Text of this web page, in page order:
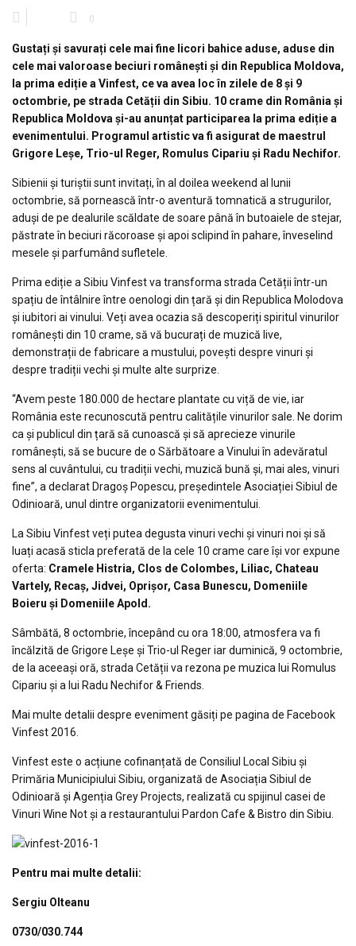
0
Gustați și savurați cele mai fine licori bahice aduse, aduse din
cele mai valoroase beciuri românești și din Republica Moldova,
la prima ediție a Vinfest, ce va avea loc în zilele de 8 și 9
octombrie, pe strada Cetății din Sibiu. 10 crame din România și
Republica Moldova și-au anunțat participarea la prima ediție a
evenimentului. Programul artistic va fi asigurat de maestrul
Grigore Leșe, Trio-ul Reger, Romulus Cipariu și Radu Nechifor.
Sibienii și turiștii sunt invitați, în al doilea weekend al lunii
octombrie, să pornească într-o aventură tomnatică a strugurilor,
aduși de pe dealurile scăldate de soare până în butoaiele de stejar,
păstrate în beciuri răcoroase și apoi sclipind în pahare, înveselind
mesele și parfumând sufletele.
Prima ediție a Sibiu Vinfest va transforma strada Cetății într-un
spațiu de întâlnire între oenologi din țară și din Republica Molodova
și iubitori ai vinului. Veți avea ocazia să descoperiți spiritul vinurilor
românești din 10 crame, să vă bucurați de muzică live,
demonstrații de fabricare a mustului, povești despre vinuri și
despre tradiții vechi și multe alte surprize.
“Avem peste 180.000 de hectare plantate cu viță de vie, iar
România este recunoscută pentru calitățile vinurilor sale. Ne dorim
ca și publicul din țară să cunoască și să aprecieze vinurile
românești, să se bucure de o Sărbătoare a Vinului în adevăratul
sens al cuvântului, cu tradiții vechi, muzică bună și, mai ales, vinuri
fine”, a declarat Dragoș Popescu, președintele Asociației Sibiul de
Odinioară, unul dintre organizatorii evenimentului.
La Sibiu Vinfest veți putea degusta vinuri vechi și vinuri noi și să
luați acasă sticla preferată de la cele 10 crame care își vor expune
oferta: Cramele Histria, Clos de Colombes, Liliac, Chateau
Vartely, Recaș, Jidvei, Oprișor, Casa Bunescu, Domeniile
Boieru și Domeniile Apold.
Sâmbătă, 8 octombrie, începând cu ora 18:00, atmosfera va fi
încălzită de Grigore Leșe și Trio-ul Reger iar duminică, 9 octombrie,
de la aceeași oră, strada Cetății va rezona pe muzica lui Romulus
Cipariu și a lui Radu Nechifor & Friends.
Mai multe detalii despre eveniment găsiți pe pagina de Facebook
Vinfest 2016.
Vinfest este o acțiune cofinanțată de Consiliul Local Sibiu și
Primăria Municipiului Sibiu, organizată de Asociația Sibiul de
Odinioară și Agenția Grey Projects, realizată cu spijinul casei de
Vinuri Wine Not și a restaurantului Pardon Cafe & Bistro din Sibiu.
Pentru mai multe detalii:
Sergiu Olteanu
0730/030.744